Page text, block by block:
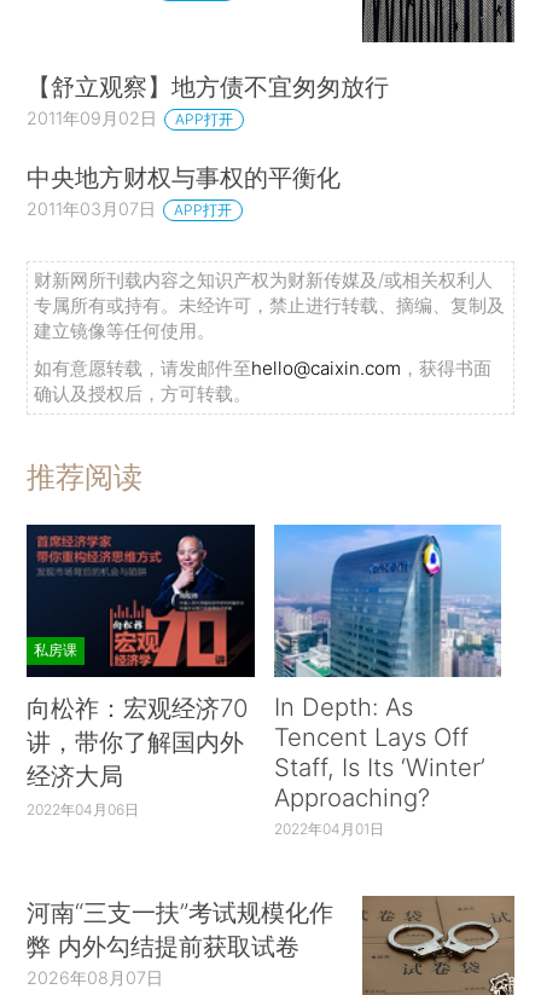
【舒立观察】地方债不宜匆匆放行
2011年09月02日 APP打开
中央地方财权与事权的平衡化
2011年03月07日 APP打开
财新网所刊载内容之知识产权为财新传媒及/或相关权利人
专属所有或持有。未经许可，禁止进行转载、摘编、复制及
建立镜像等任何使用。
如有意愿转载，请发邮件至hello@caixin.com ，获得书面
确认及授权后，方可转载。
推荐阅读
私房课
向松祚：宏观经济70
讲，带你了解国内外
经济大局
2022年04月06日
In Depth: As
Tencent Lays Off
Staff, Is Its ‘Winter’
Approaching?
2022年04月01日
河南“三支一扶”考试规模化作
弊 内外勾结提前获取试卷
2026年08月07日